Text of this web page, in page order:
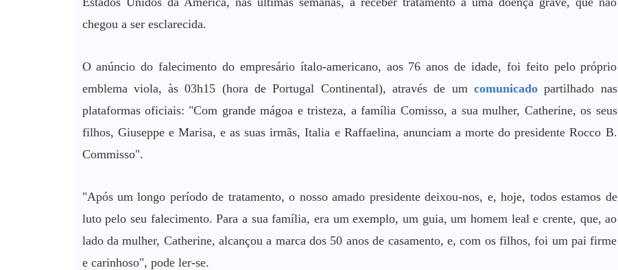
chegou a ser esclarecida.
O anúncio do falecimento do empresário ítalo-americano, aos 76 anos de idade, foi feito pelo próprio
emblema viola, às 03h15 (hora de Portugal Continental), através de um comunicadopartilhado nas
plataformas oficiais: "Com grande mágoa e tristeza, a família Comisso, a sua mulher, Catherine, os seus
filhos, Giuseppe e Marisa, e as suas irmãs, Italia e Raffaelina, anunciam a morte do presidente Rocco B.
Commisso".
"Após um longo período de tratamento, o nosso amado presidente deixou-nos, e, hoje, todos estamos de
luto pelo seu falecimento. Para a sua família, era um exemplo, um guia, um homem leal e crente, que, ao
lado da mulher, Catherine, alcançou a marca dos 50 anos de casamento, e, com os filhos, foi um pai firme
e carinhoso", pode ler-se.